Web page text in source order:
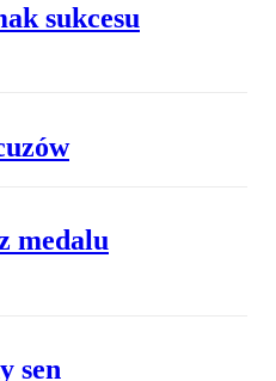
sukcesu
medalu
sen